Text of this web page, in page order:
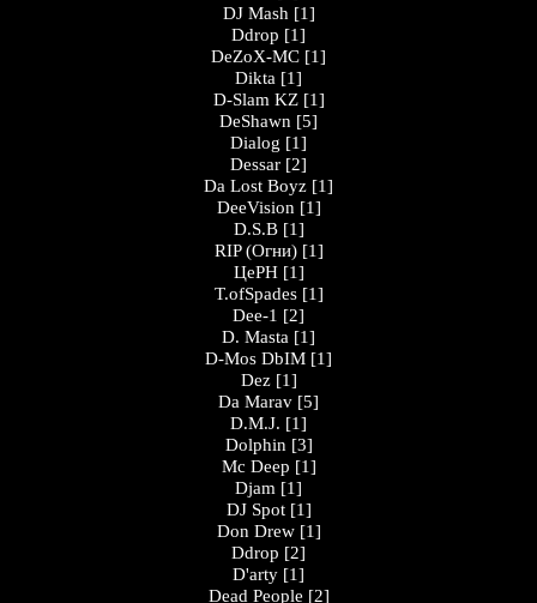
DJ Mash [1]
Ddrop [1]
DeZoX-MC [1]
Dikta [1]
D-Slam KZ [1]
DeShawn [5]
Dialog [1]
Dessar [2]
Da Lost Boyz [1]
DeeVision [1]
D.S.B [1]
RIP (Огни) [1]
ЦеРН [1]
T.ofSpades [1]
Dee-1 [2]
D. Masta [1]
D-Mos DbIM [1]
Dez [1]
Da Marav [5]
D.M.J. [1]
Dolphin [3]
Mc Deep [1]
Djam [1]
DJ Spot [1]
Don Drew [1]
Ddrop [2]
D'arty [1]
Dead People [2]